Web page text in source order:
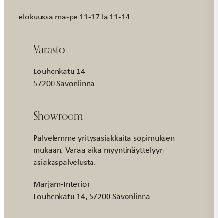
elokuussa ma-pe 11-17 la 11-14
Varasto
Louhenkatu 14
57200 Savonlinna
Showroom
Palvelemme yritysasiakkaita sopimuksen
mukaan. Varaa aika myyntinäyttelyyn
asiakaspalvelusta.
Marjam-Interior
Louhenkatu 14, 57200 Savonlinna